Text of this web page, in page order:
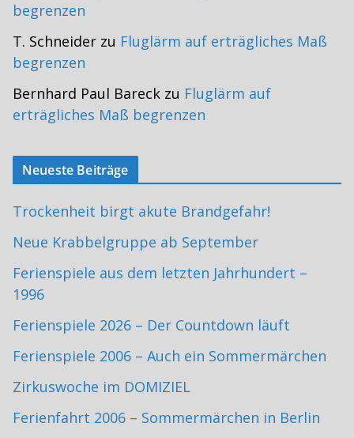
begrenzen
T. Schneider zu Fluglärm auf erträgliches Maß
begrenzen
Bernhard Paul Bareck zu Fluglärm auf
erträgliches Maß begrenzen
Neueste Beiträge
Trockenheit birgt akute Brandgefahr!
Neue Krabbelgruppe ab September
Ferienspiele aus dem letzten Jahrhundert –
1996
Ferienspiele 2026 – Der Countdown läuft
Ferienspiele 2006 – Auch ein Sommermärchen
Zirkuswoche im DOMIZIEL
Ferienfahrt 2006 – Sommermärchen in Berlin